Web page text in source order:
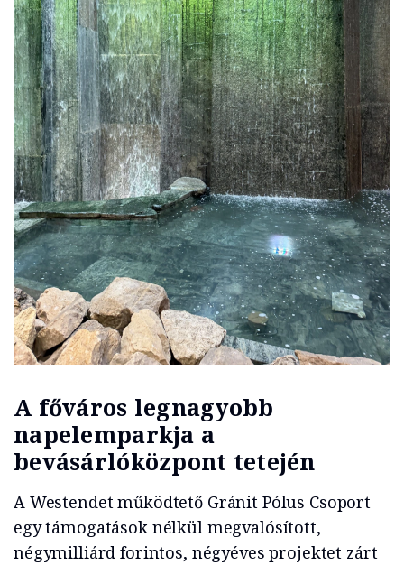
A főváros legnagyobb
napelemparkja a
bevásárlóközpont tetején
A Westendet működtető Gránit Pólus Csoport
egy támogatások nélkül megvalósított,
négymilliárd forintos, négyéves projektet zárt